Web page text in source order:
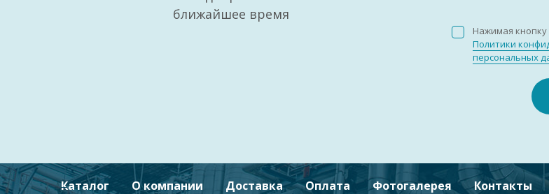
ближайшее время
Нажимая кнопку
Политики
персональных
Каталог О компании Доставка Оплата Фотогалерея Контакты